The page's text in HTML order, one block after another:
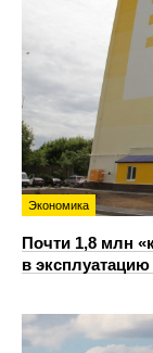
Экономика
Почти 1,8 млн
в